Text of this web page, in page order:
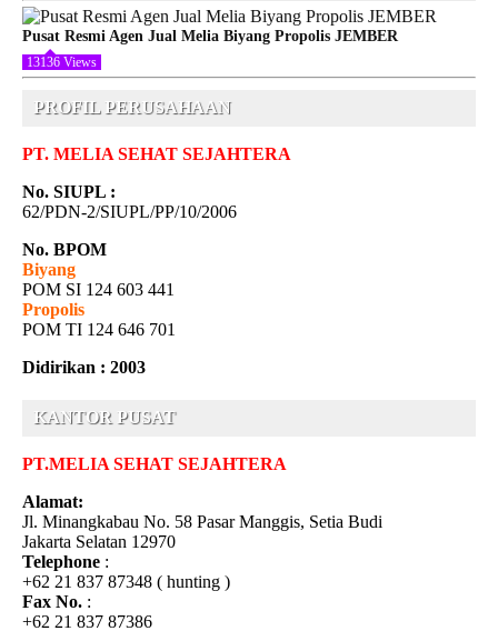
Pusat Resmi Agen Jual Melia Biyang Propolis JEMBER
13136 Views
PROFIL PERUSAHAAN
PT. MELIA SEHAT SEJAHTERA
No. SIUPL :
62/PDN-2/SIUPL/PP/10/2006
No. BPOM
Biyang
POM SI 124 603 441
Propolis
POM TI 124 646 701
Didirikan : 2003
KANTOR PUSAT
PT.MELIA SEHAT SEJAHTERA
Alamat:
Jl. Minangkabau No. 58 Pasar Manggis, Setia Budi
Jakarta Selatan 12970
Telephone :
+62 21 837 87348 ( hunting )
Fax No. :
+62 21 837 87386